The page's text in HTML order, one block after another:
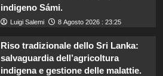
indigeno Sámi.
Luigi Salemi 8 Agosto 2026 : 23:25
Riso tradizionale dello Sri Lanka:
salvaguardia dell’agricoltura
indigena e gestione delle malattie.